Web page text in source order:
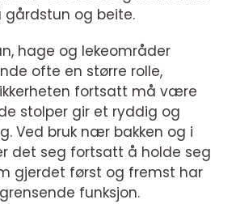
gårdstun og beite.
hage og lekeområder
ofte en større rolle,
fortsatt må være
stolper gir et ryddig og
Ved bruk nær bakken og i
det seg fortsatt å holde seg
gjerdet først og fremst har
funksjon.